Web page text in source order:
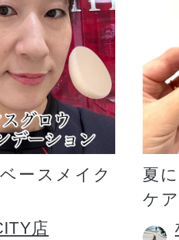
ギフト
ド
質問
ースメイク
店
夏
ケ